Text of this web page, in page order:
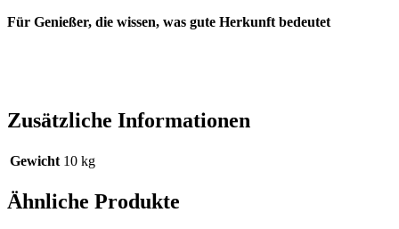
Für Genießer, die wissen, was gute Herkunft bedeutet
Zusätzliche Informationen
Gewicht 10 kg
Ähnliche Produkte